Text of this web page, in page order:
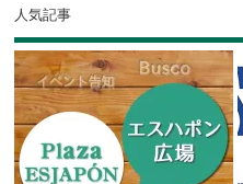
人気記事